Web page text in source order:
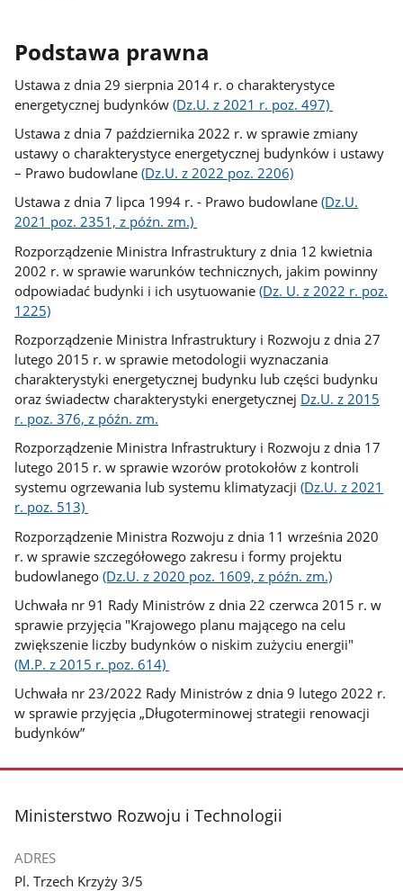
Podstawa prawna
Ustawa z dnia 29 sierpnia 2014 r. o charakterystyce
energetycznej budynków(Dz.U. z 2021 r. poz. 497)
Ustawa z dnia 7 października 2022 r. w sprawie zmiany
ustawy o charakterystyce energetycznej budynków i ustawy
– Prawo budowlane(Dz.U. z 2022 poz. 2206)
Ustawa z dnia 7 lipca 1994 r. - Prawo budowlane(Dz.U.
2021 poz. 2351, z późn. zm.)
Rozporządzenie Ministra Infrastruktury z dnia 12 kwietnia
2002 r. w sprawie warunków technicznych, jakim powinny
odpowiadać budynki i ich usytuowanie(Dz. U. z 2022 r. poz.
1225)
Rozporządzenie Ministra Infrastruktury i Rozwoju z dnia 27
lutego 2015 r. w sprawie metodologii wyznaczania
charakterystyki energetycznej budynku lub części budynku
oraz świadectw charakterystyki energetycznej Dz.U. z 2015
r. poz. 376, z późn. zm.
Rozporządzenie Ministra Infrastruktury i Rozwoju z dnia 17
lutego 2015 r. w sprawie wzorów protokołów z kontroli
systemu ogrzewania lub systemu klimatyzacji(Dz.U. z 2021
r. poz. 513)
Rozporządzenie Ministra Rozwoju z dnia 11 września 2020
r. w sprawie szczegółowego zakresu i formy projektu
budowlanego(Dz.U. z 2020 poz. 1609, z późn. zm.)
Uchwała nr 91 Rady Ministrów z dnia 22 czerwca 2015 r. w
sprawie przyjęcia "Krajowego planu mającego na celu
zwiększenie liczby budynków o niskim zużyciu energii"
(M.P. z 2015 r. poz. 614)
Uchwała nr 23/2022 Rady Ministrów z dnia 9 lutego 2022 r.
w sprawie przyjęcia „Długoterminowej strategii renowacji
budynków”
stopka
Ministerstwo Rozwoju i Technologii
ADRES
Pl. Trzech Krzyży 3/5